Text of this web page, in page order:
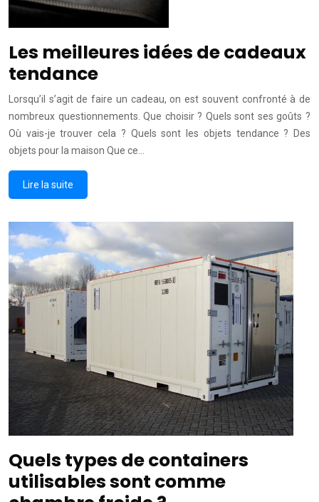
Les meilleures idées de cadeaux
tendance
Lorsqu’il s’agit de faire un cadeau, on est souvent confronté à de
nombreux questionnements. Que choisir ? Quels sont ses goûts ?
Où vais-je trouver cela ? Quels sont les objets tendance ? Des
objets pour la maison Que ce…
Lire la suite
Quels types de containers
utilisables sont comme